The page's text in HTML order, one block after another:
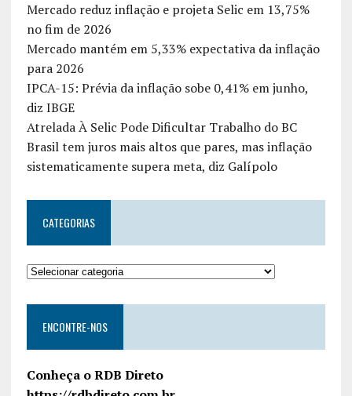
Mercado reduz inflação e projeta Selic em 13,75%
no fim de 2026
Mercado mantém em 5,33% expectativa da inflação
para 2026
IPCA-15: Prévia da inflação sobe 0,41% em junho,
diz IBGE
Atrelada À Selic Pode Dificultar Trabalho do BC
Brasil tem juros mais altos que pares, mas inflação
sistematicamente supera meta, diz Galípolo
CATEGORIAS
ENCONTRE-NOS
Conheça o RDB Direto